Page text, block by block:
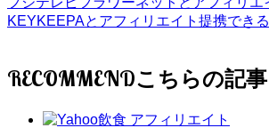
KEYKEEPAとアフィリエイト提携でき
RECOMMEND
アフィリエイト